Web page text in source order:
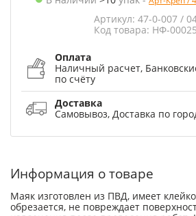
Артикул: 47-0-007 /
Код товара: НФ-
Оплата
Наличный расчет,
по счёту
Доставка
Самовывоз, Доставка по
Информация о товаре
Маяк изготовлен из ПВД, имеет
обрезается, не повреждает